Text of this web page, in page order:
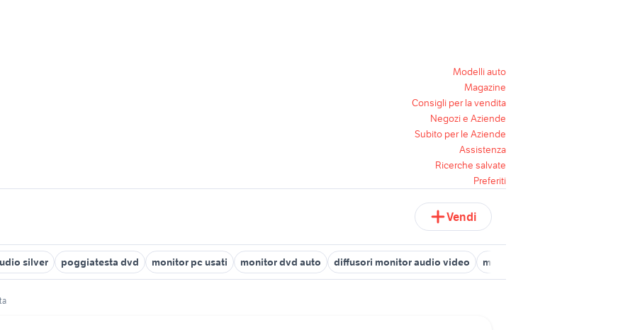
Modelli auto
Magazine
Consigli per la vendita
Negozi e Aziende
Subito per le Aziende
Assistenza
Ricerche salvate
Preferiti
Vendi
silver poggiatesta dvd monitor pc usati monitor dvd auto diffusori monitor audio video monitor audio audio video